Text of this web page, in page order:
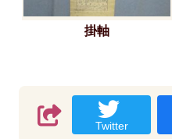
掛軸
Twitter